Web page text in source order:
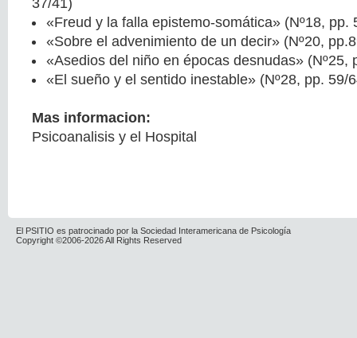
37/41)
«Freud y la falla epistemo-somática» (Nº18, pp.
«Sobre el advenimiento de un decir» (Nº20,
«Asedios del niño en épocas desnudas» (Nº25,
«El sueño y el sentido inestable» (Nº28, pp. 59/
Mas informacion:
Psicoanalisis y el Hospital
El PSITIO es patrocinado por la Sociedad Interamericana de Psicología
Copyright ©2006-2026 All Rights Reserved